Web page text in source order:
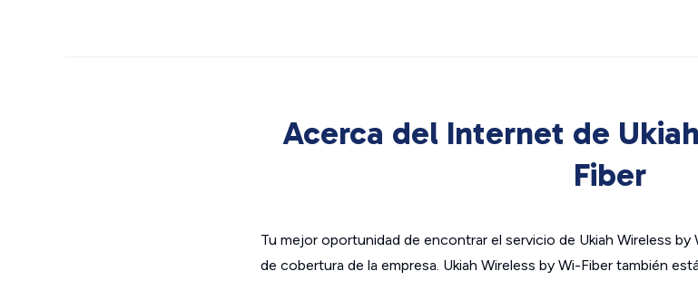
Acerca del Internet de
Fiber
Tu mejor oportunidad de encontrar el servicio de Ukiah Wireless by
de cobertura de la empresa. Ukiah Wireless by Wi-Fiber también